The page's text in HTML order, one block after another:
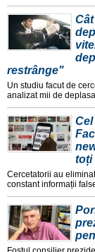
restrânge"
Un studiu facut de
analizat mii de
toți
Cercetatorii au
constant informații